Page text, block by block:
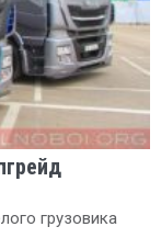
грузовика